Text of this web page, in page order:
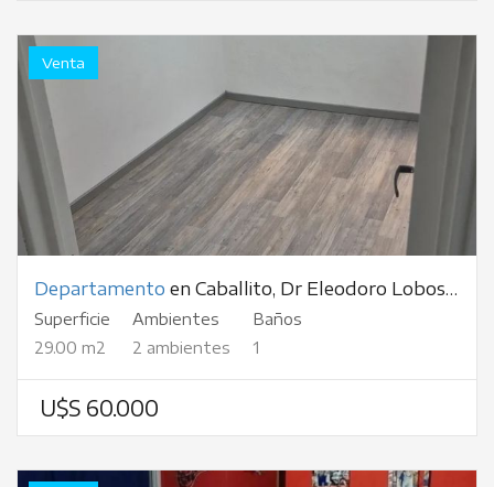
Venta
Departamento en Caballito, Dr Eleodoro Lobos, al 200
Superficie
29.00 m2
Ambientes
2 ambientes
Baños
1
U$S 60.000